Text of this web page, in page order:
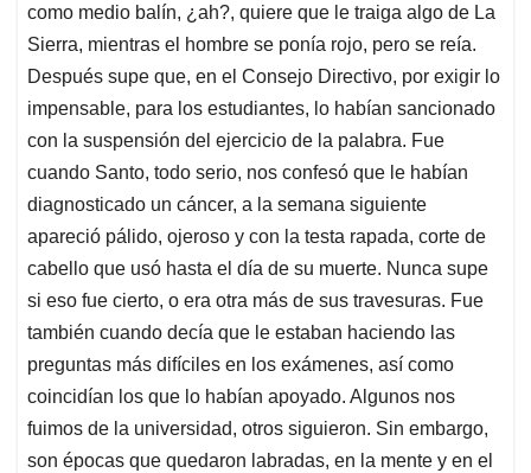
como medio balín, ¿ah?, quiere que le traiga algo de La
Sierra, mientras el hombre se ponía rojo, pero se reía.
Después supe que, en el Consejo Directivo, por exigir lo
impensable, para los estudiantes, lo habían sancionado
con la suspensión del ejercicio de la palabra. Fue
cuando Santo, todo serio, nos confesó que le habían
diagnosticado un cáncer, a la semana siguiente
apareció pálido, ojeroso y con la testa rapada, corte de
cabello que usó hasta el día de su muerte. Nunca supe
si eso fue cierto, o era otra más de sus travesuras. Fue
también cuando decía que le estaban haciendo las
preguntas más difíciles en los exámenes, así como
coincidían los que lo habían apoyado. Algunos nos
fuimos de la universidad, otros siguieron. Sin embargo,
son épocas que quedaron labradas, en la mente y en el